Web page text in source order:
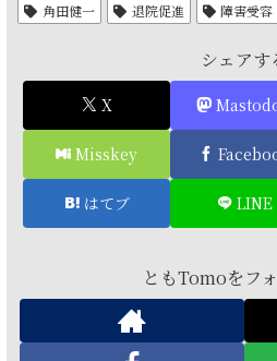
角田健一
退院促進 障害受容
シェアす
X
Misskey
はてブ LINE
ともTomoをフ